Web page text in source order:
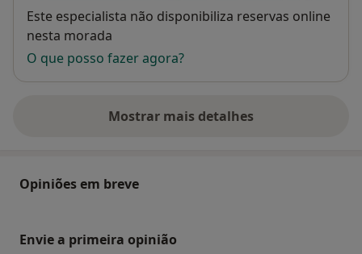
Disponibilidade
Este especialista não disponibiliza reservas online
nesta morada
O que posso fazer agora?
Mostrar mais detalhes
sobre o endereço
Opiniões em breve
Envie a primeira opinião